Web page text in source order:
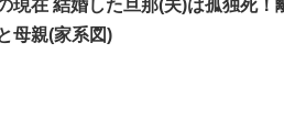
現在 結婚した旦那(夫)は孤独死
母親(家系図)